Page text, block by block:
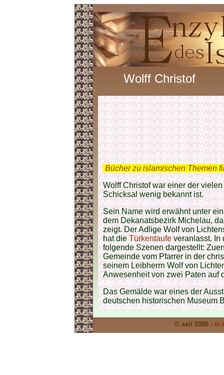
Wolff Christof
Bücher zu islamischen Themen
Wolff Christof war einer der vielen
Schicksal wenig bekannt ist.
Sein Name wird erwähnt unter
dem Dekanatsbezirk Michelau,
zeigt. Der Adlige Wolf von
hat dieTürkentaufeveranlasst. In
folgende Szenen dargestellt:
Gemeinde vom Pfarrer in der
seinem Leibherrn Wolf von
Anwesenheit von zwei Paten auf
Das Gemälde war eines der
deutschen historischen Museum
© seit 2006 -